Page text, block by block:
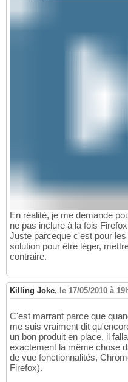
En réalité, je me demande
ne pas inclure à la fois
Juste parceque c'est pour
solution pour être léger,
contraire.
Killing Joke, le 17/05/2010 à
C'est marrant parce que
me suis vraiment dit
un bon produit en place, il
exactement la même chose
de vue fonctionnalités,
Firefox).